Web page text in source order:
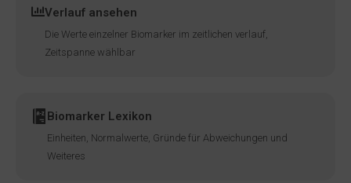
Verlauf ansehen
Die Werte einzelner Biomarker im zeitlichen verlauf,
Zeitspanne wählbar
Biomarker Lexikon
Einheiten, Normalwerte, Gründe für Abweichungen und
Weiteres